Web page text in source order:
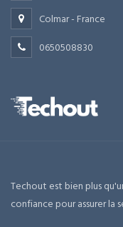
Colmar - France
0650508830
Techout est bien plus
confiance pour assurer la